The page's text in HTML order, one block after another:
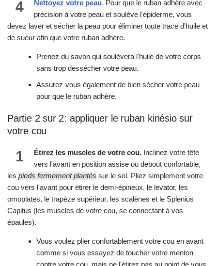
4 Nettoyez votre peau. Pour que le ruban adhère avec
précision à votre peau et soulève l'épiderme, vous
devez laver et sécher la peau pour éliminer toute trace d'huile et
de sueur afin que votre ruban adhère.
Prenez du savon qui soulèvera l'huile de votre corps
sans trop dessécher votre peau.
Assurez-vous également de bien sécher votre peau
pour que le ruban adhère.
Partie 2 sur 2: appliquer le ruban kinésio sur
votre cou
1 Étirez les muscles de votre cou. Inclinez votre tête
vers l'avant en position assise ou debout confortable,
les pieds fermement plantés sur le sol. Pliez simplement votre
cou vers l'avant pour étirer le demi-épineux, le levator, les
omoplates, le trapèze supérieur, les scalènes et le Splenius
Capitus (les muscles de votre cou, se connectant à vos
épaules).
Vous voulez plier confortablement votre cou en avant
comme si vous essayez de toucher votre menton